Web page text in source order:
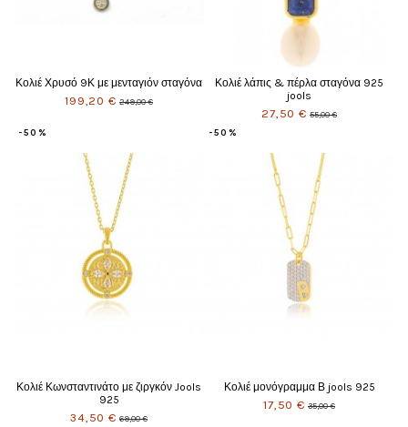
Κολιέ Χρυσό 9Κ με μενταγιόν σταγόνα
199,20 € 249,00 €
Κολιέ λάπις & πέρλα σταγόνα 925
jools
27,50 € 55,00 €
-50%
Κολιέ Κωνσταντινάτο με ζιργκόν Jools
925
34,50 € 69,00 €
-50%
Κολιέ μονόγραμμα Β jools 925
17,50 € 35,00 €